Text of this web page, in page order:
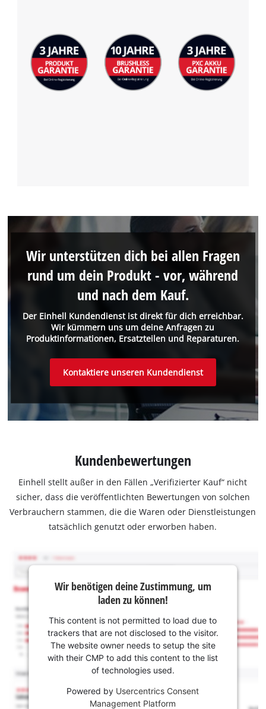
Der Einhell Kundendienst ist direkt für dich erreichbar.
Wir kümmern uns um deine Anfragen zu
Produktinformationen, Ersatzteilen und Reparaturen.
Wir unterstützen dich bei allen Fragen
rund um dein Produkt - vor, während
und nach dem Kauf.
Kontaktiere unseren Kundendienst
Kundenbewertungen
Einhell stellt außer in den Fällen „Verifizierter Kauf“ nicht
sicher, dass die veröffentlichten Bewertungen von solchen
Verbrauchern stammen, die die Waren oder Dienstleistungen
tatsächlich genutzt oder erworben haben.
Wir benötigen deine Zustimmung, um
laden zu können!
This content is not permitted to load due to
trackers that are not disclosed to the visitor.
The website owner needs to setup the site
with their CMP to add this content to the list
of technologies used.
Powered by Usercentrics Consent
Management Platform